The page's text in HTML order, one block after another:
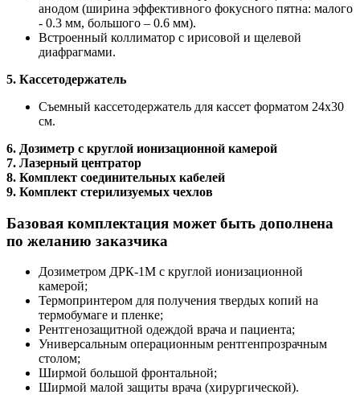
анодом (ширина эффективного фокусного пятна: малого
- 0.3 мм, большого – 0.6 мм).
Встроенный коллиматор с ирисовой и щелевой
диафрагмами.
5. Кассетодержатель
Съемный кассетодержатель для кассет форматом 24х30
см.
6. Дозиметр с круглой ионизационной камерой
7. Лазерный центратор
8. Комплект соединительных кабелей
9. Комплект стерилизуемых чехлов
Базовая комплектация может быть дополнена
по желанию заказчика
Дозиметром ДРК-1М с круглой ионизационной
камерой;
Термопринтером для получения твердых копий на
термобумаге и пленке;
Рентгенозащитной одеждой врача и пациента;
Универсальным операционным рентгенпрозрачным
столом;
Ширмой большой фронтальной;
Ширмой малой защиты врача (хирургической).